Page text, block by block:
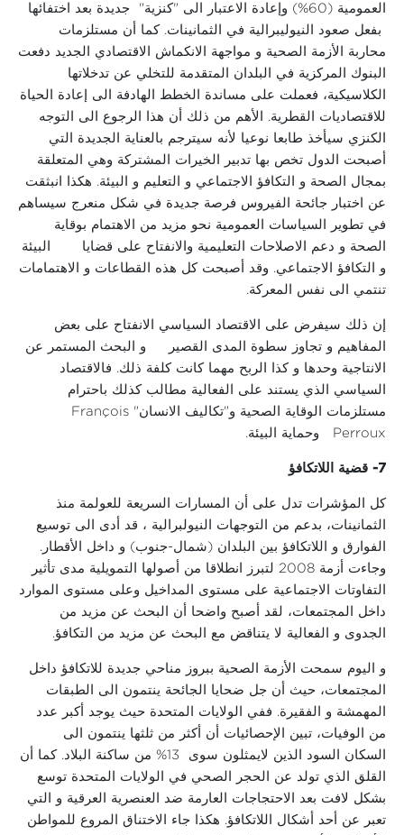
العمومية (60%) وإعادة الاعتبار الى "كنزية" جديدة بعد اختفائها
بفعل صعود النيوليبرالية في الثمانينات. كما أن مستلزمات
محاربة الأزمة الصحية و مواجهة الانكماش الاقتصادي الجديد دفعت
البنوك المركزية في البلدان المتقدمة للتخلي عن تدخلاتها
الكلاسيكية، فعملت على مساندة الخطط الهادفة الى إعادة الحياة
للاقتصاديات القطرية. الأهم من ذلك أن هذا الرجوع الى التوجه
الكنزي سيأخذ طابعا نوعيا لأنه سيترجم بالعناية الجديدة التي
أصبحت الدول تخص بها تدبير الخيرات المشتركة وهي المتعلقة
بمجال الصحة و التكافؤ الاجتماعي و التعليم و البيئة. هكذا انبثقت
عن اختبار جائحة الفيروس فرصة جديدة في شكل منعرج سيساهم
في تطوير السياسات العمومية نحو مزيد من الاهتمام بوقاية
الصحة و دعم الاصلاحات التعليمية والانفتاح على قضايا البيئة
و التكافؤ الاجتماعي. وقد أصبحت كل هذه القطاعات و الاهتمامات
تنتمي الى نفس المعركة.
إن ذلك سيفرض على الاقتصاد السياسي الانفتاح على بعض
المفاهيم و تجاوز سطوة المدى القصير و البحث المستمر عن
الانتاجية وحدها و كذا الربح مهما كانت كلفة ذلك. فالاقتصاد
السياسي الذي يستند على الفعالية مطالب كذلك باحترام
مستلزمات الوقاية الصحية و"تكاليف الانسان" François
Perroux وحماية البيئة.
7- قضية اللاتكافؤ
كل المؤشرات تدل على أن المسارات السريعة للعولمة منذ
الثمانينات، بدعم من التوجهات النيولبرالية ، قد أدى الى توسيع
الفوارق و اللاتكافؤ بين البلدان (شمال-جنوب) و داخل الأقطار.
وجاءت أزمة 2008 لتبرز انطلاقا من أصولها التمويلية مدى تأثير
التفاوتات الاجتماعية على مستوى المداخيل وعلى مستوى الموارد
داخل المجتمعات، لقد أصبح واضحا أن البحث عن مزيد من
الجدوى و الفعالية لا يتناقض مع البحث عن مزيد من التكافؤ.
و اليوم سمحت الأزمة الصحية ببروز مناحي جديدة للاتكافؤ داخل
المجتمعات، حيث أن جل ضحايا الجائحة ينتمون الى الطبقات
المهمشة و الفقيرة. ففي الولايات المتحدة حيث يوجد أكبر عدد
من الوفيات، تبين الإحصائيات أن أكثر من ثلثها ينتمون الى
السكان السود الذين لايمثلون سوى 13% من ساكنة البلاد. كما أن
القلق الذي تولد عن الحجر الصحي في الولايات المتحدة توسع
بشكل لافت بعد الاحتجاجات العارمة ضد العنصرية العرقية و التي
تعبر عن أحد أشكال اللاتكافؤ. هكذا جاء الاختناق المروع للمواطن